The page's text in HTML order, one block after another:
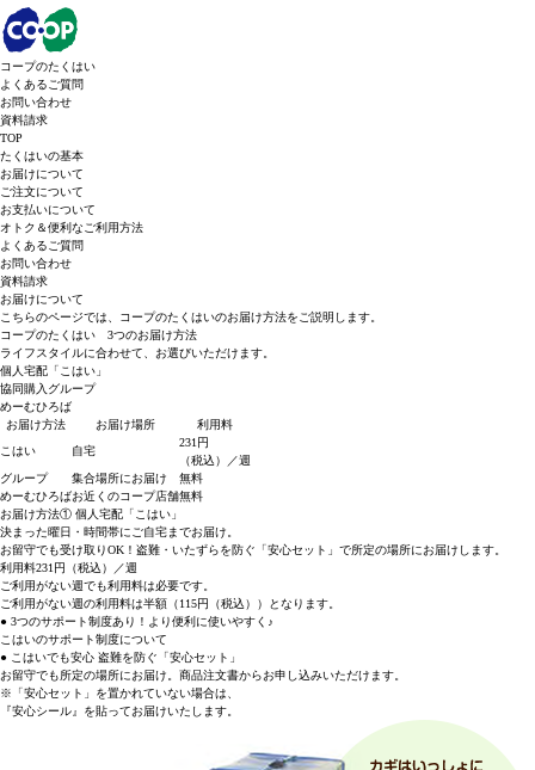
コープのたくはい
よくあるご質問
お問い合わせ
資料請求
TOP
たくはいの基本
お届けについて
ご注文について
お支払いについて
オトク＆便利なご利用方法
よくあるご質問
お問い合わせ
資料請求
お届けについて
こちらのページでは、コープのたくはいのお届け方法をご説明します。
コープのたくはい 3つのお届け方法
ライフスタイルに合わせて、お選びいただけます。
個人宅配「こはい」
協同購入グループ
めーむひろば
お届け方法
お届け場所
利用料
こはい
自宅
231円
（税込）／週
グループ
集合場所にお届け
無料
めーむひろばお近くのコープ店舗無料
お届け方法① 個人宅配「こはい」
決まった曜日・時間帯にご自宅までお届け。
お留守でも受け取りOK！盗難・いたずらを防ぐ「安心セット」で所定の場所にお届けします。
利用料231円 （税込）／週
ご利用がない週でも利用料は必要です。
ご利用がない週の利用料は半額（115円（税込））となります。
● 3つのサポート制度あり！より便利に使いやすく♪
こはいのサポート制度について
● こはいでも安心 盗難を防ぐ「安心セット」
お留守でも所定の場所にお届け。商品注文書からお申し込みいただけます。
※「安心セット」を置かれていない場合は、
『安心シール』を貼ってお届けいたします。